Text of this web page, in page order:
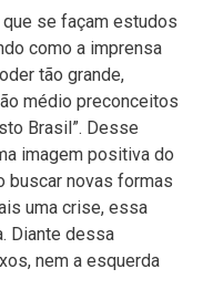
se façam estudos
como a imprensa
tão grande,
médio preconceitos
Brasil”. Desse
imagem positiva do
buscar novas formas
uma crise, essa
Diante dessa
nem a esquerda